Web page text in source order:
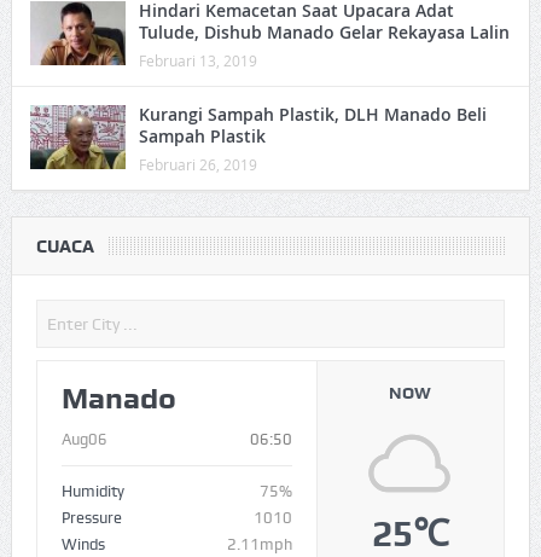
Hindari Kemacetan Saat Upacara Adat
Tulude, Dishub Manado Gelar Rekayasa Lalin
Februari 13, 2019
Kurangi Sampah Plastik, DLH Manado Beli
Sampah Plastik
Februari 26, 2019
CUACA
Manado
Aug06 06:50
Humidity
75%
Pressure
1010
Winds
2.11mph
NOW
25℃